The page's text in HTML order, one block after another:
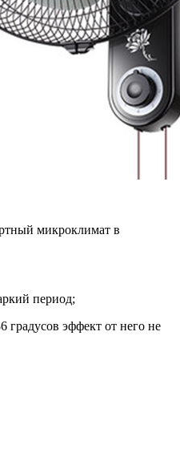
микроклимат в
период;
градусов эффект от него не